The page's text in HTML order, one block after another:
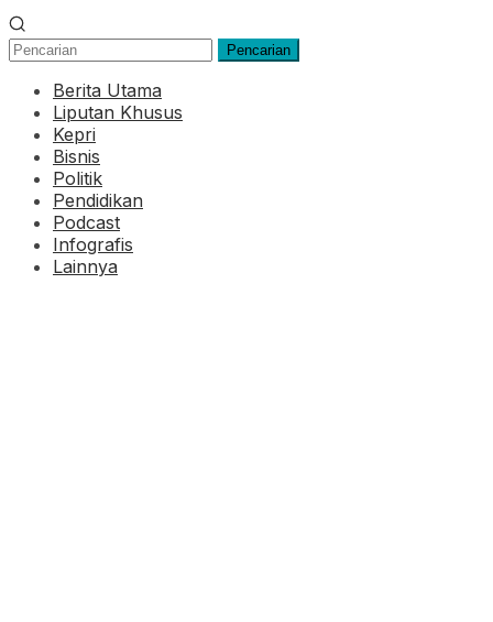
Pencarian
Berita Utama
Liputan Khusus
Kepri
Bisnis
Politik
Pendidikan
Podcast
Infografis
Lainnya